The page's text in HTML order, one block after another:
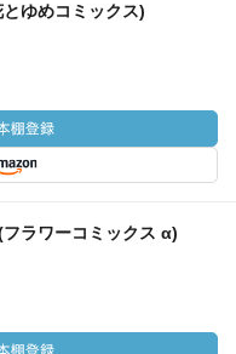
ゆめコミックス)
ラワーコミックス α)